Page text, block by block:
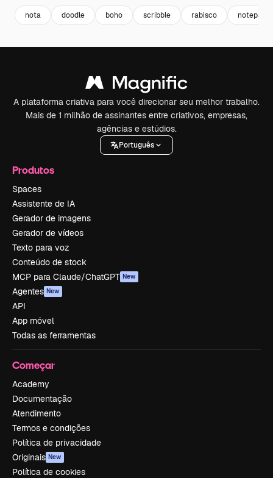
nota doodle boho scribble rabisco notepad
A plataforma criativa para você direcionar seu melhor trabalho.
Mais de 1 milhão de assinantes entre criativos, empresas,
agências e estúdios.
Português
Produtos
Spaces
Assistente de IA
Gerador de imagens
Gerador de vídeos
Texto para voz
Conteúdo de stock
MCP para Claude/ChatGPT New
Agentes New
API
App móvel
Todas as ferramentas
Começar
Academy
Documentação
Atendimento
Termos e condições
Política de privacidade
Originais New
Política de cookies